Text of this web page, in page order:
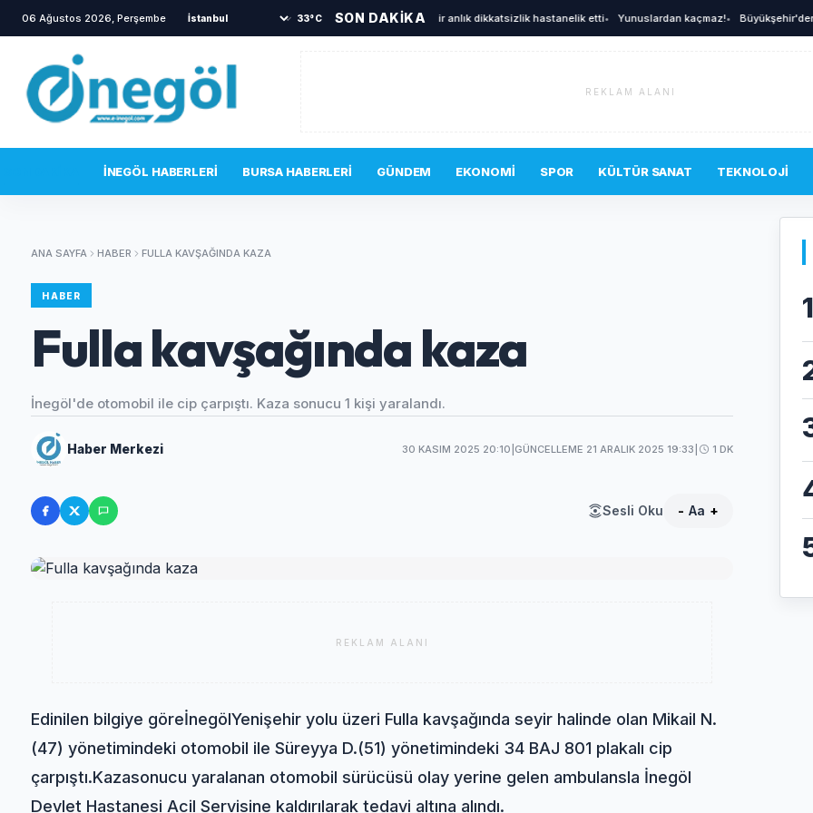
06 Ağustos 2026, Perşembe 33°C SON DAKİKA
• TOKİ sakinlerini korkutan yangın• Bir anlık dikkatsizlik hastanelik etti• Yunuslardan kaçmaz!• Büyükşehir'den
REKLAM ALANI
İNEGÖL HABERLERI BURSA HABERLERI GÜNDEM EKONOMI SPOR KÜLTÜR SANAT TEKNOLOJI
ANA SAYFA HABER FULLA KAVŞAĞINDA KAZA
HABER
Fulla kavşağında kaza
İnegöl'de otomobil ile cip çarpıştı. Kaza sonucu 1 kişi yaralandı.
Haber Merkezi 30 KASIM 2025 20:10 GÜNCELLEME 21 ARALIK 2025 19:33 1 DK
Sesli Oku - Aa +
REKLAM ALANI
Edinilen bilgiye göreİnegölYenişehir yolu üzeri Fulla kavşağında seyir halinde olan Mikail N.
(47) yönetimindeki otomobil ile Süreyya D.(51) yönetimindeki 34 BAJ 801 plakalı cip
çarpıştı.Kazasonucu yaralanan otomobil sürücüsü olay yerine gelen ambulansla İnegöl
Devlet Hastanesi Acil Servisine kaldırılarak tedavi altına alındı.
1